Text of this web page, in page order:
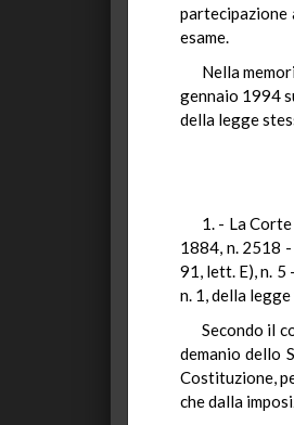
partecipazione
esame.
Nella
gennaio 1994
della legge
1. - La
1884, n. 2518
91, lett. E), n. 5
n. 1, della
Secondo il
demanio dello
Costituzione,
che dalla